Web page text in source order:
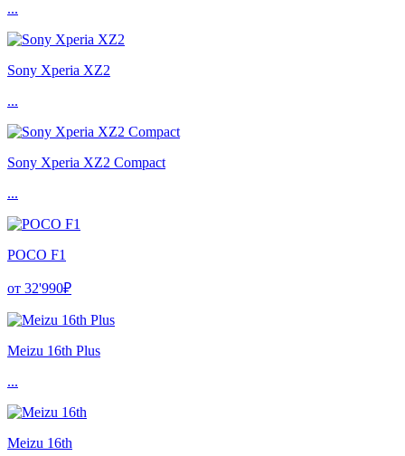
...
Sony Xperia XZ2
...
Sony Xperia XZ2 Compact
...
POCO F1
от 32'990₽
Meizu 16th Plus
...
Meizu 16th